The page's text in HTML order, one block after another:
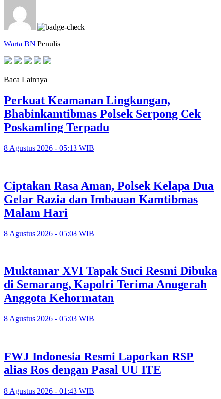
Warta BN Penulis
Baca Lainnya
Perkuat Keamanan Lingkungan,
Bhabinkamtibmas Polsek Serpong Cek
Poskamling Terpadu
8 Agustus 2026 - 05:13 WIB
Ciptakan Rasa Aman, Polsek Kelapa Dua
Gelar Razia dan Imbauan Kamtibmas
Malam Hari
8 Agustus 2026 - 05:08 WIB
Muktamar XVI Tapak Suci Resmi Dibuka
di Semarang, Kapolri Terima Anugerah
Anggota Kehormatan
8 Agustus 2026 - 05:03 WIB
FWJ Indonesia Resmi Laporkan RSP
alias Ros dengan Pasal UU ITE
8 Agustus 2026 - 01:43 WIB